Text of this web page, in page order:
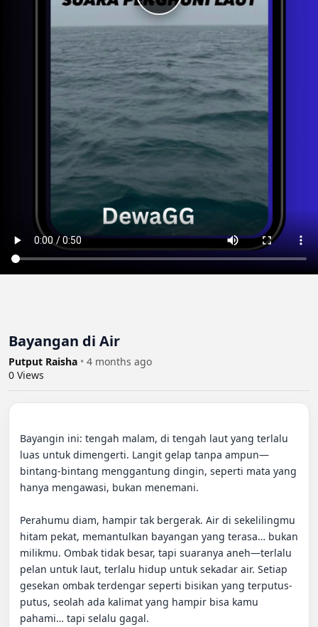
Bayangan di Air
Putput Raisha • 4 months ago
0 Views
Bayangin ini: tengah malam, di tengah laut yang terlalu
luas untuk dimengerti. Langit gelap tanpa ampun—
bintang-bintang menggantung dingin, seperti mata yang
hanya mengawasi, bukan menemani.
Perahumu diam, hampir tak bergerak. Air di sekelilingmu
hitam pekat, memantulkan bayangan yang terasa… bukan
milikmu. Ombak tidak besar, tapi suaranya aneh—terlalu
pelan untuk laut, terlalu hidup untuk sekadar air. Setiap
gesekan ombak terdengar seperti bisikan yang terputus-
putus, seolah ada kalimat yang hampir bisa kamu
pahami… tapi selalu gagal.